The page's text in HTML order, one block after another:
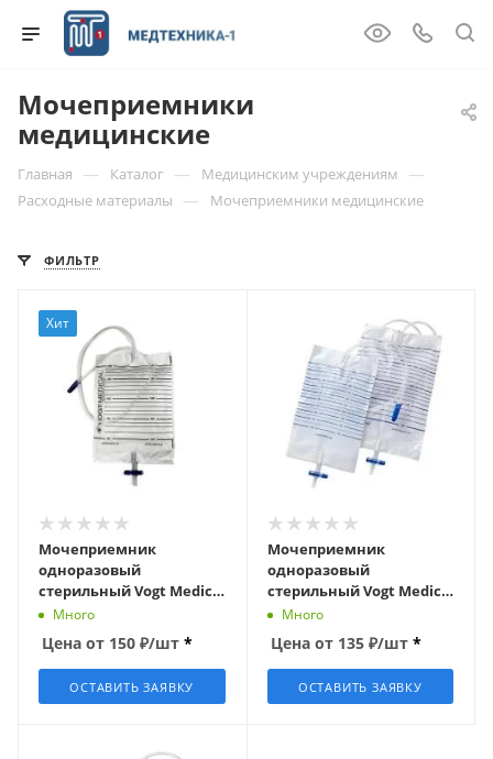
Мочеприемники
медицинские
Главная — Каталог — Медицинским учреждениям —
Расходные материалы — Мочеприемники медицинские
ФИЛЬТР
Хит
Мочеприемник
одноразовый
стерильный Vogt Medical
(2000 мл)
Много
Цена от 150 ₽/шт *
ОСТАВИТЬ ЗАЯВКУ
Мочеприемник
одноразовый
стерильный Vogt Medical
(1000 мл)
Много
Цена от 135₽/шт *
ОСТАВИТЬ ЗАЯВКУ